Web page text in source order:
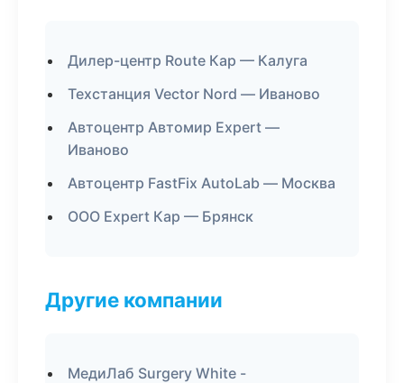
Дилер-центр Route Кар — Калуга
Техстанция Vector Nord — Иваново
Автоцентр Автомир Expert —
Иваново
Автоцентр FastFix AutoLab — Москва
ООО Expert Кар — Брянск
Другие компании
МедиЛаб Surgery White -